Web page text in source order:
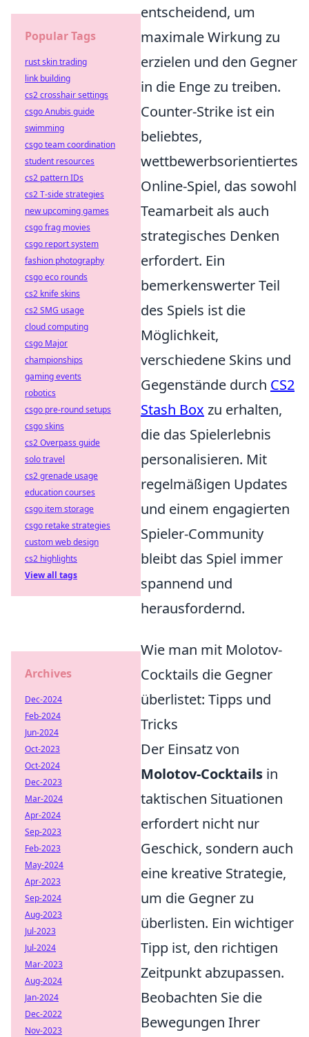
entscheidend, um
maximale Wirkung zu
erzielen und den Gegner
in die Enge zu treiben.
Counter-Strike ist ein
beliebtes,
wettbewerbsorientiertes
Online-Spiel, das sowohl
Teamarbeit als auch
strategisches Denken
erfordert. Ein
bemerkenswerter Teil
des Spiels ist die
Möglichkeit,
verschiedene Skins und
Gegenstände durch CS2
Stash Box zu erhalten,
die das Spielerlebnis
personalisieren. Mit
regelmäßigen Updates
und einem engagierten
Spieler-Community
bleibt das Spiel immer
spannend und
herausfordernd.
Wie man mit Molotov-
Cocktails die Gegner
überlistet: Tipps und
Tricks
Der Einsatz von
Molotov-Cocktails in
taktischen Situationen
erfordert nicht nur
Geschick, sondern auch
eine kreative Strategie,
um die Gegner zu
überlisten. Ein wichtiger
Tipp ist, den richtigen
Zeitpunkt abzupassen.
Beobachten Sie die
Bewegungen Ihrer
Popular Tags
rust skin trading
link building
cs2 crosshair settings
csgo Anubis guide
swimming
csgo team coordination
student resources
cs2 pattern IDs
cs2 T-side strategies
new upcoming games
csgo frag movies
csgo report system
fashion photography
csgo eco rounds
cs2 knife skins
cs2 SMG usage
cloud computing
csgo Major
championships
gaming events
robotics
csgo pre-round setups
csgo skins
cs2 Overpass guide
solo travel
cs2 grenade usage
education courses
csgo item storage
csgo retake strategies
custom web design
cs2 highlights
View all tags
Archives
Dec-2024
Feb-2024
Jun-2024
Oct-2023
Oct-2024
Dec-2023
Mar-2024
Apr-2024
Sep-2023
Feb-2023
May-2024
Apr-2023
Sep-2024
Aug-2023
Jul-2023
Jul-2024
Mar-2023
Aug-2024
Jan-2024
Dec-2022
Nov-2023